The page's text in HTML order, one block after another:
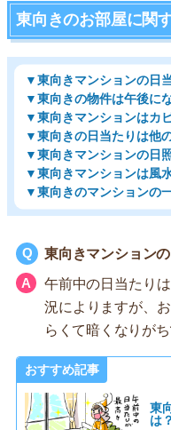
東向きのお部屋に関
▼東向きマンションの日
▼東向きの物件は午後に
▼東向きマンションはカ
▼東向きの日当たりは他
▼東向きマンションの日
▼東向きマンションは風
▼東向きのマンションの
東向きマンション
午前中の日当たり
況によりますが、
らくて暗くなりがち
おすすめ記事
東
は？